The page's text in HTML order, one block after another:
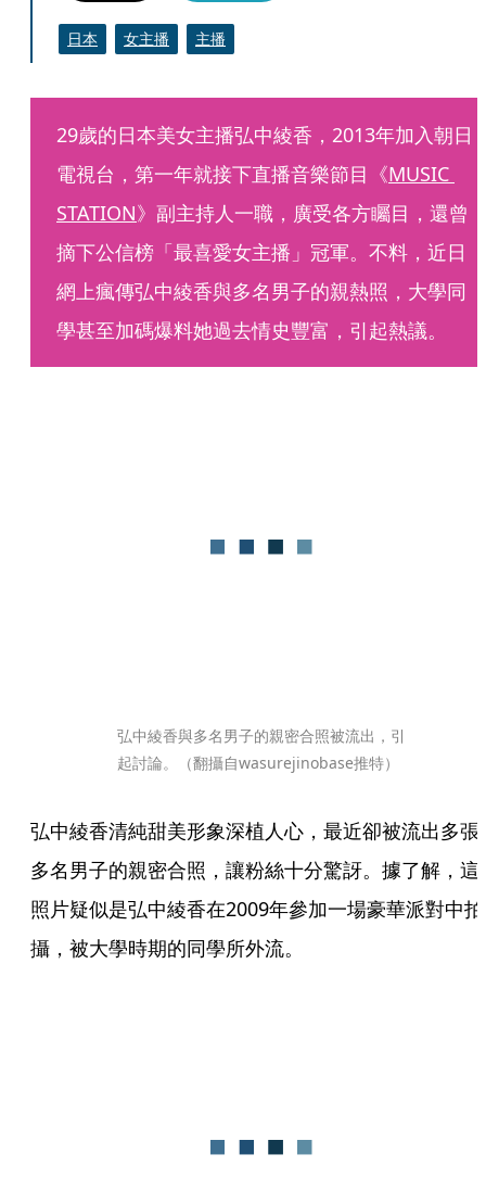
日本 女主播 主播
29歲的日本美女主播弘中綾香，2013年加入朝日
電視台，第一年就接下直播音樂節目《MUSIC
STATION》副主持人一職，廣受各方矚目，還曾
摘下公信榜「最喜愛女主播」冠軍。不料，近日
網上瘋傳弘中綾香與多名男子的親熱照，大學同
學甚至加碼爆料她過去情史豐富，引起熱議。
弘中綾香與多名男子的親密合照被流出，引
起討論。（翻攝自wasurejinobase推特）
弘中綾香清純甜美形象深植人心，最近卻被流出多張
多名男子的親密合照，讓粉絲十分驚訝。據了解，這
照片疑似是弘中綾香在2009年參加一場豪華派對中拍
攝，被大學時期的同學所外流。